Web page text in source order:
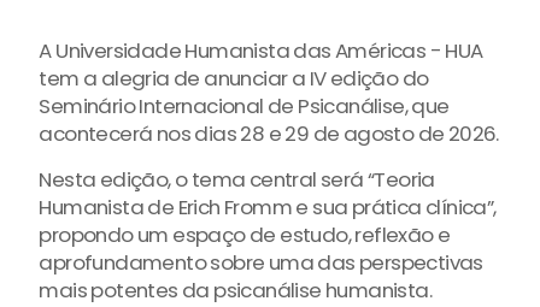
A Universidade Humanista das Américas - HUA
tem a alegria de anunciar a IV edição do
Seminário Internacional de Psicanálise, que
acontecerá nos dias 28 e 29 de agosto de 2026.
Nesta edição, o tema central será “Teoria
Humanista de Erich Fromm e sua prática clínica”,
propondo um espaço de estudo, reflexão e
aprofundamento sobre uma das perspectivas
mais potentes da psicanálise humanista.